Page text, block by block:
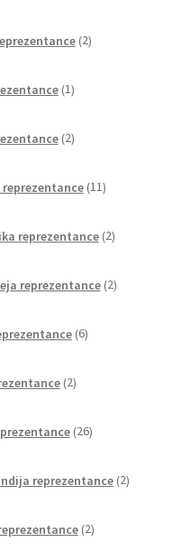
2izdelka
1izdelek
2izdelka
11izdelkov
reprezentance 2izdelka
reprezentance 2izdelka
6izdelkov
2izdelka
26izdelkov
reprezentance 2izdelka
2izdelka